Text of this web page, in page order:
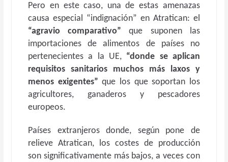
Pero en este caso, una de estas amenazas
causa especial “indignación” en Atratican: el
“agravio comparativo” que suponen las
importaciones de alimentos de países no
pertenecientes a la UE, “donde se aplican
requisitos sanitarios muchos más laxos y
menos exigentes” que los que soportan los
agricultores, ganaderos y pescadores
europeos.
Países extranjeros donde, según pone de
relieve Atratican, los costes de producción
son significativamente más bajos, a veces con